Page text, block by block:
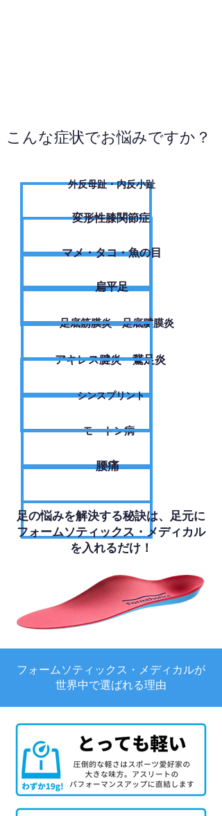
こんな症状でお悩みですか？
外反母趾・内反小趾
変形性膝関節症
​マメ・タコ・魚の目
扁平足
足底筋膜炎・足底腱膜炎
アキレス腱炎・鵞足炎
シンスプリント
モートン病
腰痛
足の悩みを解決する秘訣は、足元に
フォームソティックス・メディカル
を入れるだけ！
フォームソティックス・メディカルが
世界中で選ばれる理由